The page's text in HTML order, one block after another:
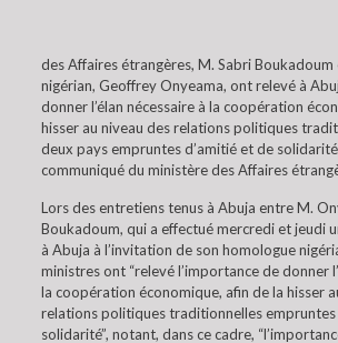
des Affaires étrangères, M. Sabri
nigérian, Geoffrey Onyeama, ont relevé à
donner l’élan nécessaire à la coopération
hisser au niveau des relations politiques
deux pays empruntes d’amitié et de
communiqué du ministère des Affaires
Lors des entretiens tenus à Abuja entre M.
Boukadoum, qui a effectué mercredi et jeudi
à Abuja à l’invitation de son homologue
ministres ont “relevé l’importance de donner
la coopération économique, afin de la hisser
relations politiques traditionnelles empruntes
solidarité”, notant, dans ce cadre,